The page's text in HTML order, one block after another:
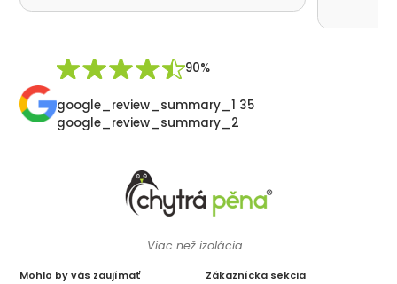
90%
google_review_summary_1 35
google_review_summary_2
Viac než izolácia...
Mohlo by vás zaujímať Zákaznícka sekcia